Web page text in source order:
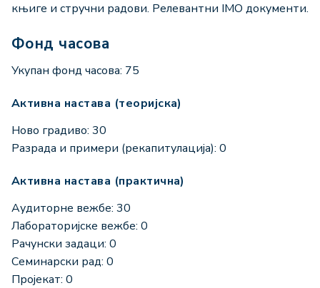
књиге и стручни радови. Релевантни IMO документи.
Фонд часова
Укупан фонд часова: 75
Активна настава (теоријска)
Ново градиво: 30
Разрада и примери (рекапитулација): 0
Активна настава (практична)
Аудиторне вежбе: 30
Лабораторијске вежбе: 0
Рачунски задаци: 0
Семинарски рад: 0
Пројекат: 0